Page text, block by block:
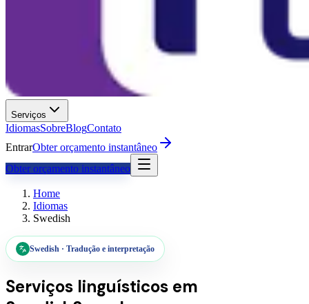
Serviços
IdiomasSobreBlogContato
EntrarObter orçamento instantâneo
Obter orçamento instantâneo
Home
Idiomas
Swedish
Swedish · Tradução e interpretação
Serviços linguísticos em